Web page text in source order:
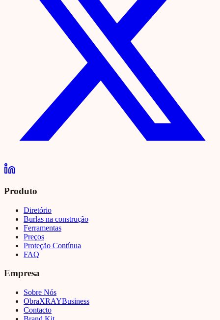
Produto
Diretório
Burlas na construção
Ferramentas
Preços
Proteção Contínua
FAQ
Empresa
Sobre Nós
ObraXRAYBusiness
Contacto